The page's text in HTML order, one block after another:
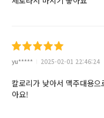
yu***** 2025-02-01 22:46:24
칼로리가 낮아서 맥주대용
아요!